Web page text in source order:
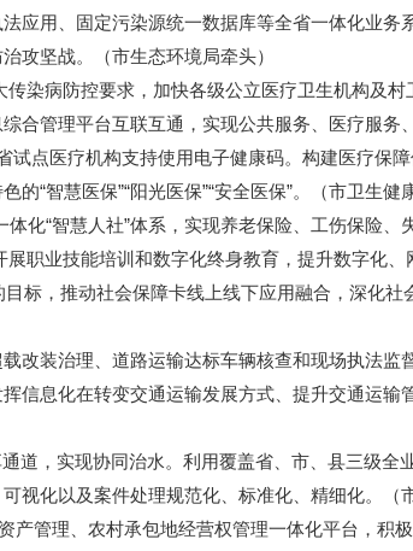
应用、固定污染源统一数据库等全省一体化业务
攻坚战。（市生态环境局牵头）
病防控要求，加快各级公立医疗卫生机构及村
合管理平台互联互通，实现公共服务、医疗服务
点医疗机构支持使用电子健康码。构建医疗保
“智慧医保”“阳光医保”“安全医保”。（市卫生健
化“智慧人社”体系，实现养老保险、工伤保险、
职业技能培训和数字化终身教育，提升数字化
标，推动社会保障卡线上线下应用融合，深化
装治理、道路运输达标车辆核查和现场执法监
息化在转变交通运输发展方式、提升交通运输
，实现协同治水。利用覆盖省、市、县三级全
视化以及案件处理规范化、标准化、精细化。（
管理、农村承包地经营权管理一体化平台，积